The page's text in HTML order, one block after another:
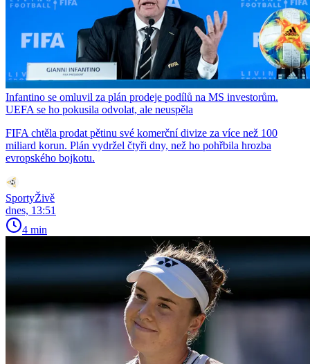
Infantino se omluvil za plán prodeje podílů na MS investorům.
UEFA se ho pokusila odvolat, ale neuspěla
FIFA chtěla prodat pětinu své komerční divize za více než 100
miliard korun. Plán vydržel čtyři dny, než ho pohřbila hrozba
evropského bojkotu.
SportyŽivě
dnes, 13:51
4 min